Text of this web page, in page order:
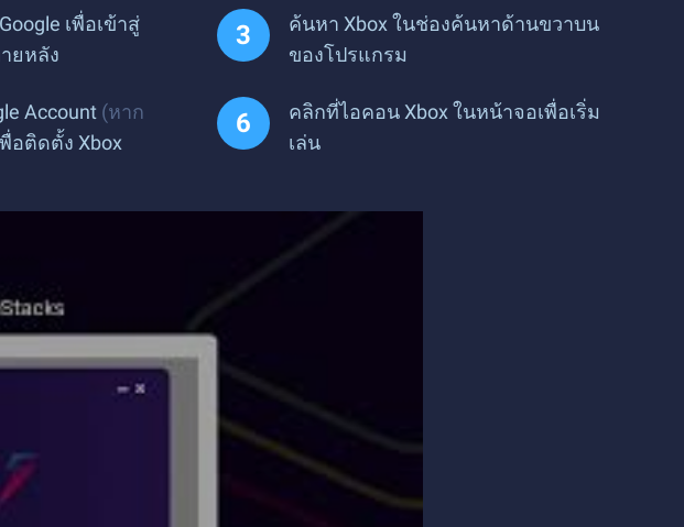
เพื่อเข้าสู่
ยหลัง
ค้นหา Xbox ในช่องค้นหาด้านขวาบน
ของโปรแกรม
Account (หาก
พื่อติดตั้ง Xbox
คลิกที่ไอคอน Xbox ในหน้าจอเพื่อเริ่ม
เล่น